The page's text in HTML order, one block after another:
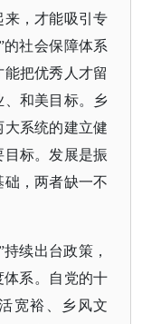
来，才能吸引专
的社会保障体系
把优秀人才留
和美目标。乡
系统的建立健
标。发展是振
，两者缺一不
持续出台政策，
体系。自党的十
宽裕、乡风文